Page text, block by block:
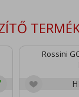
Rossini